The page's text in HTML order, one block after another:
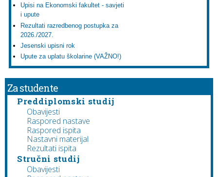
Upisi na Ekonomski fakultet - savjeti
i upute
Rezultati razredbenog postupka za
2026./2027.
Jesenski upisni rok
Upute za uplatu školarine (VAŽNO!)
Za studente
Preddiplomski studij
Obavijesti
Raspored nastave
Raspored ispita
Nastavni materijal
Rezultati ispita
Stručni studij
Obavijesti